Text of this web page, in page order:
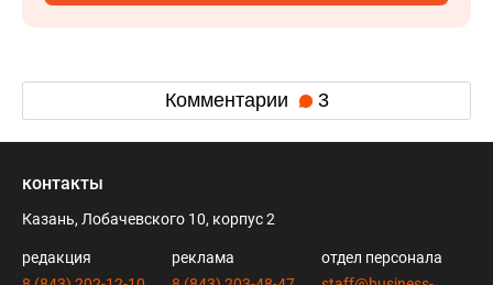
Комментарии 3
контакты
Казань, Лобачевского 10, корпус 2
редакция
реклама
отдел персонала